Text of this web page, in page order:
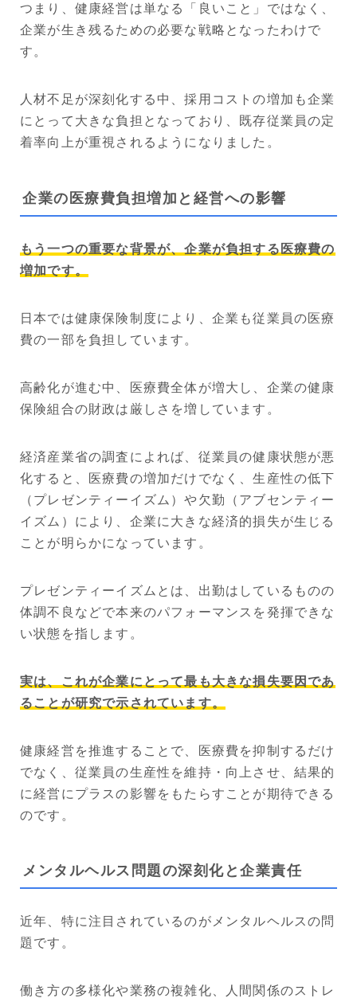
つまり、健康経営は単なる「良いこと」ではなく、
企業が生き残るための必要な戦略となったわけで
す。
人材不足が深刻化する中、採用コストの増加も企業
にとって大きな負担となっており、既存従業員の定
着率向上が重視されるようになりました。
企業の医療費負担増加と経営への影響
もう一つの重要な背景が、企業が負担する医療費の
増加です。
日本では健康保険制度により、企業も従業員の医療
費の一部を負担しています。
高齢化が進む中、医療費全体が増大し、企業の健康
保険組合の財政は厳しさを増しています。
経済産業省の調査によれば、従業員の健康状態が悪
化すると、医療費の増加だけでなく、生産性の低下
（プレゼンティーイズム）や欠勤（アブセンティー
イズム）により、企業に大きな経済的損失が生じる
ことが明らかになっています。
プレゼンティーイズムとは、出勤はしているものの
体調不良などで本来のパフォーマンスを発揮できな
い状態を指します。
実は、これが企業にとって最も大きな損失要因であ
ることが研究で示されています。
健康経営を推進することで、医療費を抑制するだけ
でなく、従業員の生産性を維持・向上させ、結果的
に経営にプラスの影響をもたらすことが期待できる
のです。
メンタルヘルス問題の深刻化と企業責任
近年、特に注目されているのがメンタルヘルスの問
題です。
働き方の多様化や業務の複雑化、人間関係のストレ